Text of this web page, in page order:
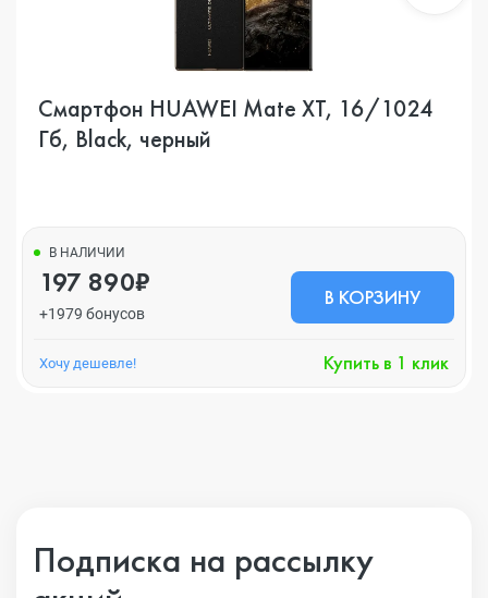
Смартфон HUAWEI Mate XT, 16/1024
Гб, Black, черный
В НАЛИЧИИ
197 890₽
+1979 бонусов
В КОРЗИНУ
Хочу дешевле! Купить в 1 клик
Подписка на рассылку